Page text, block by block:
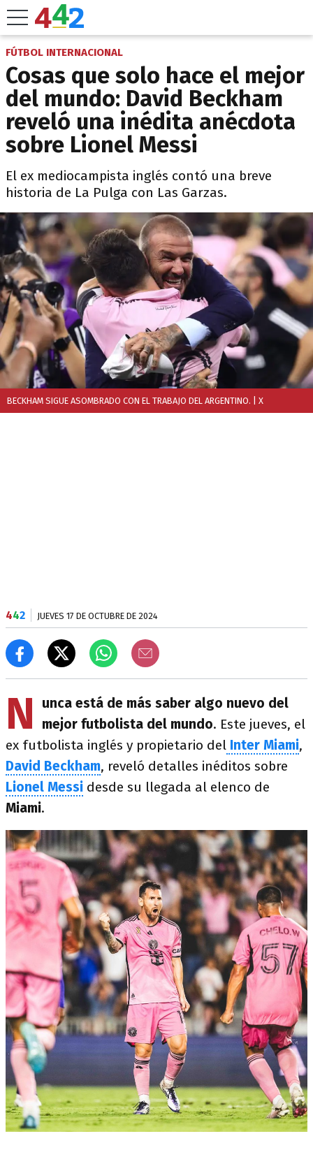
FÚTBOL INTERNACIONAL
Cosas que solo hace el mejor
del mundo: David Beckham
reveló una inédita anécdota
sobre Lionel Messi
El ex mediocampista inglés contó una breve
historia de La Pulga con Las Garzas.
BECKHAM SIGUE ASOMBRADO CON EL TRABAJO DEL ARGENTINO. | X
442 JUEVES 17 DE OCTUBRE DE 2024
N
unca está de más saber algo nuevo del
mejor futbolista del mundo. Este jueves, el
ex futbolista inglés y propietario del Inter Miami,
David Beckham, reveló detalles inéditos sobre
Lionel Messi desde su llegada al elenco de
Miami.